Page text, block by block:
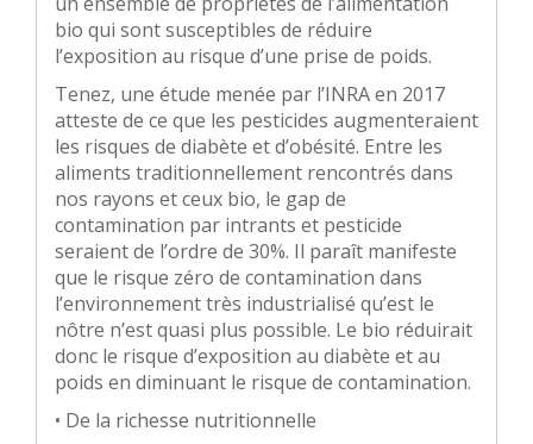
bio qui sont susceptibles de réduire
l’exposition au risque d’une prise de poids.
Tenez, une étude menée par l’INRA en 2017
atteste de ce que les pesticides augmenteraient
les risques de diabète et d’obésité. Entre les
aliments traditionnellement rencontrés dans
nos rayons et ceux bio, le gap de
contamination par intrants et pesticide
seraient de l’ordre de 30%. Il paraît manifeste
que le risque zéro de contamination dans
l’environnement très industrialisé qu’est le
nôtre n’est quasi plus possible. Le bio réduirait
donc le risque d’exposition au diabète et au
poids en diminuant le risque de contamination.
• De la richesse nutritionnelle